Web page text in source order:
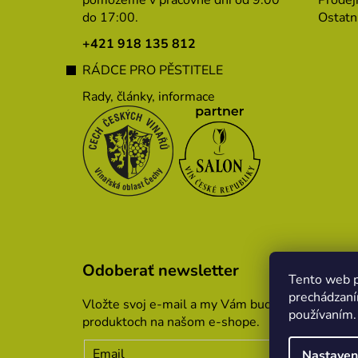
Tento web
do 17:00.
+421 918 135 812
RÁDCE PRO PĚSTITELE
Rady, články, informace
Odoberať newsletter
Vložte svoj e-mail a my Vám budeme zasielať
produktoch na našom e-shope.
Email